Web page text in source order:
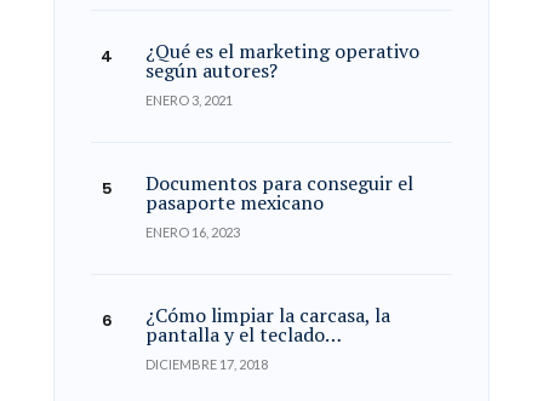
¿Qué es el marketing operativo
según autores?
ENERO 3, 2021
Documentos para conseguir el
pasaporte mexicano
ENERO 16, 2023
¿Cómo limpiar la carcasa, la
pantalla y el teclado…
DICIEMBRE 17, 2018